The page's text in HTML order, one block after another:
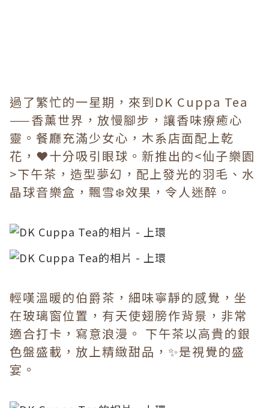
過了繁忙的一星期，來到DK Cuppa Tea
——香薰世界，放慢腳步，讓香味療癒心
靈。餐廳充滿少女心，木系店面配上乾
花，❤️十分吸引眼球。新推出的<仙子樂園
>下午茶，造型夢幻，配上發光的羽毛、水
晶球音樂盒，飄雪❄️效果，令人迷醉。
輕嘆溫暖的伯爵茶，細味寧靜的感覺，坐
在玻璃窗位置，有天使翅膀作背景，非常
適合打卡，寫意浪漫。 下午茶以高貴的銀
色盤盛載，放上精緻甜品，✨是視覺的盛
宴。